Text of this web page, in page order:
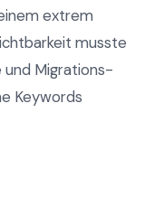
extrem
musste
und Migrations-
Keywords